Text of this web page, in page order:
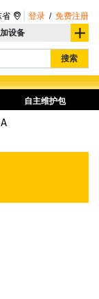
设备
搜索
省 登录 / 免费注册
自主维护包